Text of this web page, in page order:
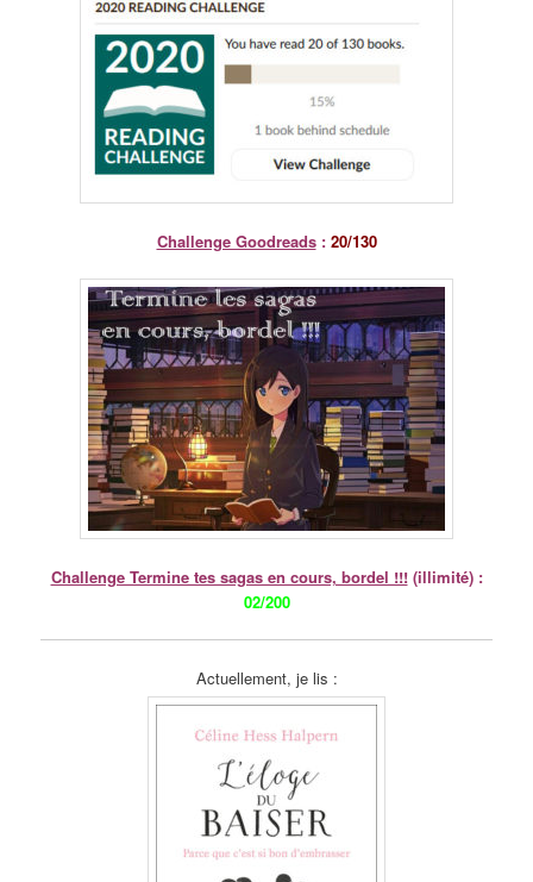
Challenge Goodreads: 20/130
Challenge Termine tes sagas en cours, bordel !!!(illimité) :
02/200
Actuellement, je lis :